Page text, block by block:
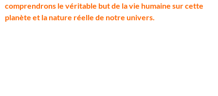
comprendrons le véritable but de la vie humaine sur cette
planète et la nature réelle de notre univers.